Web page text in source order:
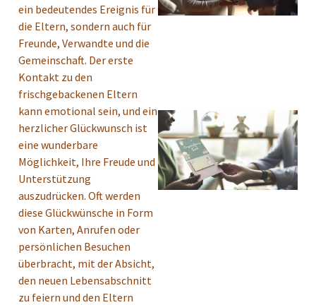
ein bedeutendes Ereignis für
die Eltern, sondern auch für
Freunde, Verwandte und die
Gemeinschaft. Der erste
Kontakt zu den
frischgebackenen Eltern
kann emotional sein, und ein
herzlicher Glückwunsch ist
eine wunderbare
Möglichkeit, Ihre Freude und
Unterstützung
auszudrücken. Oft werden
diese Glückwünsche in Form
von Karten, Anrufen oder
persönlichen Besuchen
überbracht, mit der Absicht,
den neuen Lebensabschnitt
zu feiern und den Eltern